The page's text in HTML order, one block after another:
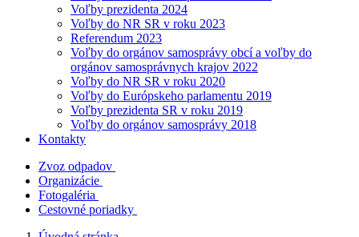
Voľby prezidenta 2024
Voľby do NR SR v roku 2023
Referendum 2023
Voľby do orgánov samosprávy obcí a voľby do
orgánov samosprávnych krajov 2022
Voľby do NR SR v roku 2020
Voľby do Európskeho parlamentu 2019
Voľby prezidenta SR v roku 2019
Voľby do orgánov samosprávy 2018
Kontakty
Zvoz odpadov
Organizácie
Fotogaléria
Cestovné poriadky